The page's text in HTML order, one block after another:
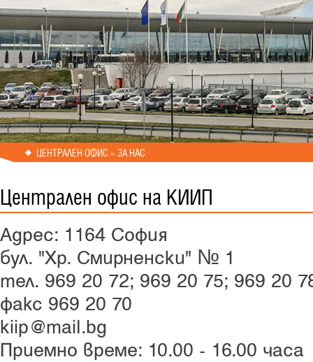
ЦЕНТРАЛЕН ОФИС » ЗА НАС
Централен офис на КИИП
Адрес: 1164 София
бул. "Хр. Смирненски" № 1
тел. 969 20 72; 969 20 75; 969 20
факс 969 20 70
kiip@mail.bg
Приемно време: 10.00 - 16.00 часа